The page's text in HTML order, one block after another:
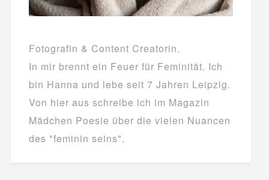
Fotografin & Content Creatorin.
In mir brennt ein Feuer für Feminität. Ich
bin Hanna und lebe seit 7 Jahren Leipzig.
Von hier aus schreibe ich im Magazin
Mädchen Poesie über die vielen Nuancen
des "feminin seins".